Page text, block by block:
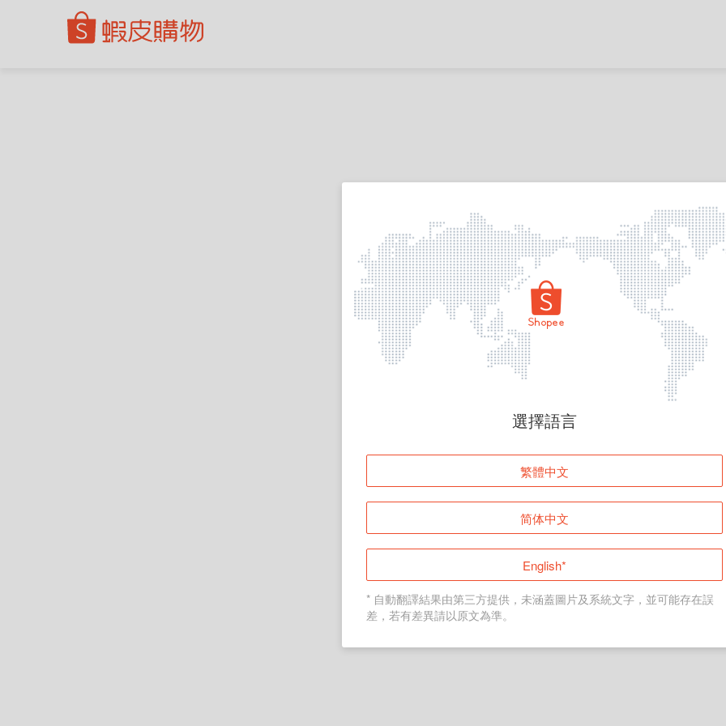
頁面無法顯示
登入
返回首頁
選擇語言
繁體中文
简体中文
English*
* 自動翻譯結果由第三方提供，未涵蓋圖片及系統文字，並可能存在誤
差，若有差異請以原文為準。